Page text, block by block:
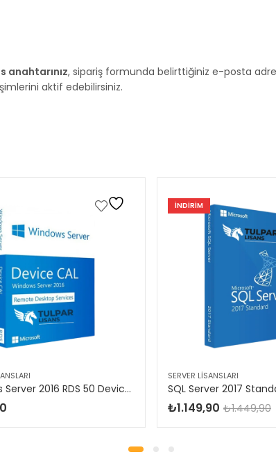
anahtarınız, sipariş formunda belirttiğiniz e-posta
aktif edebilirsiniz.
Windows Server 2016 RDS 50 Device CAL
INDIRIM
SERVER LISANSLARI
SQL Server 2017
₺1.149,90 ₺1.449,90